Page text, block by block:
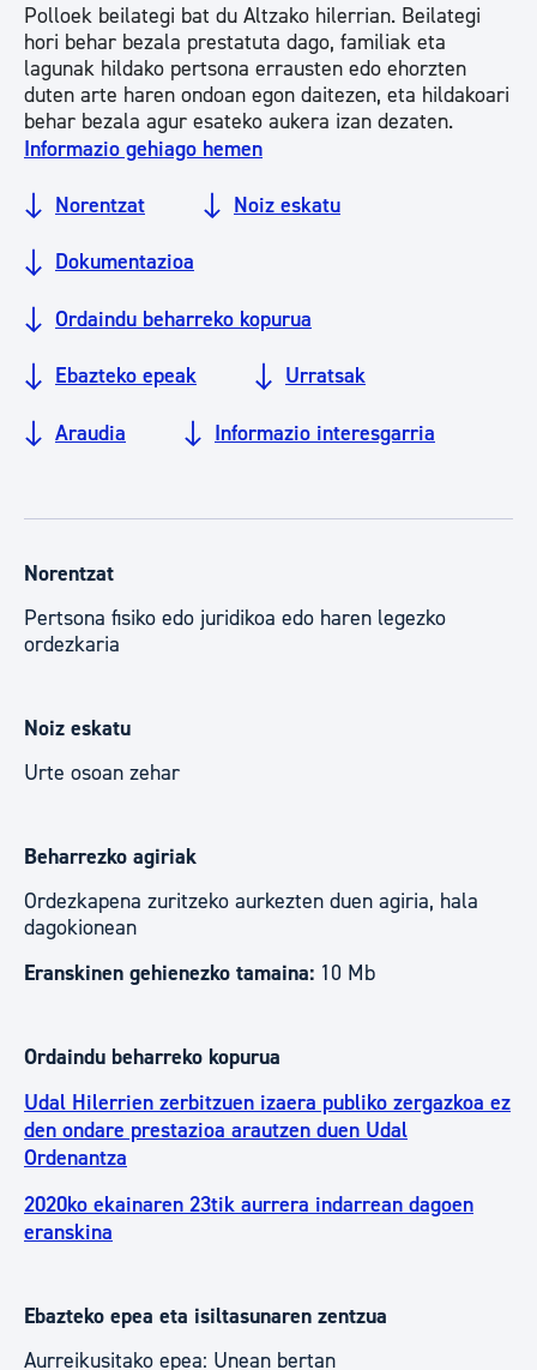
Polloek beilategi bat du Altzako hilerrian. Beilategi
hori behar bezala prestatuta dago, familiak eta
lagunak hildako pertsona errausten edo ehorzten
duten arte haren ondoan egon daitezen, eta hildakoari
behar bezala agur esateko aukera izan dezaten.
Informazio gehiago hemen
Norentzat Noiz eskatu
Dokumentazioa
Ordaindu beharreko kopurua
Ebazteko epeak Urratsak
Araudia Informazio interesgarria
Norentzat
Pertsona fisiko edo juridikoa edo haren legezko
ordezkaria
Noiz eskatu
Urte osoan zehar
Beharrezko agiriak
Ordezkapena zuritzeko aurkezten duen agiria, hala
dagokionean
Eranskinen gehienezko tamaina: 10 Mb
Ordaindu beharreko kopurua
Udal Hilerrien zerbitzuen izaera publiko zergazkoa ez
den ondare prestazioa arautzen duen Udal
Ordenantza
2020ko ekainaren 23tik aurrera indarrean dagoen
eranskina
Ebazteko epea eta isiltasunaren zentzua
Aurreikusitako epea: Unean bertan